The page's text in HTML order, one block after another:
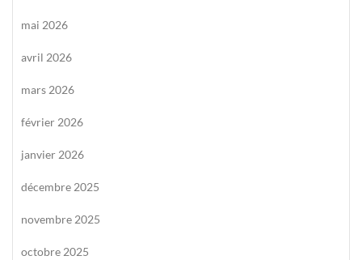
mai 2026
avril 2026
mars 2026
février 2026
janvier 2026
décembre 2025
novembre 2025
octobre 2025